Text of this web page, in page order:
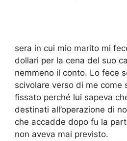
sera in cui mio marito mi
dollari per la cena del suo
nemmeno il conto. Lo fece
scivolare verso di me come
fissato perché lui sapeva
destinati all’operazione di
che accadde dopo fu la
non aveva mai previsto.